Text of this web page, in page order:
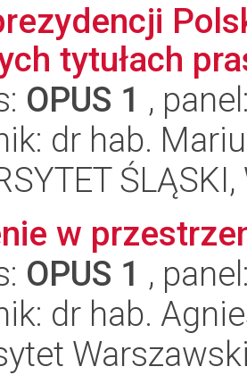
tytułach
OPUS 1 ,
dr hab.
w
OPUS 1 ,
dr hab.